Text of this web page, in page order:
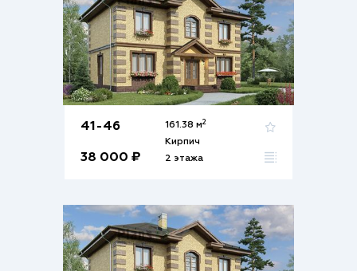
41-46
38 000 ₽
161.38 м2
Кирпич
2 этажа